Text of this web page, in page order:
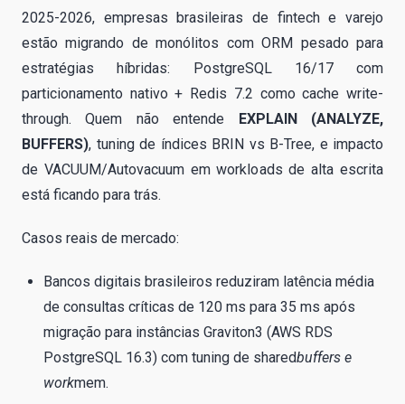
2025-2026, empresas brasileiras de fintech e varejo
estão migrando de monólitos com ORM pesado para
estratégias híbridas: PostgreSQL 16/17 com
particionamento nativo + Redis 7.2 como cache write-
through. Quem não entende EXPLAIN (ANALYZE,
BUFFERS), tuning de índices BRIN vs B-Tree, e impacto
de VACUUM/Autovacuum em workloads de alta escrita
está ficando para trás.
Casos reais de mercado:
Bancos digitais brasileiros reduziram latência média
de consultas críticas de 120 ms para 35 ms após
migração para instâncias Graviton3 (AWS RDS
PostgreSQL 16.3) com tuning de sharedbuffers e
workmem.